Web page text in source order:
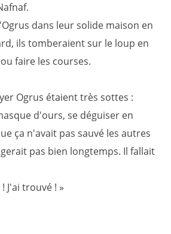
dans leur solide maison en
ils tomberaient sur le loup en
faire les courses.
Ogrus étaient très sottes :
d'ours, se déguiser en
ça n'avait pas sauvé les autres
pas bien longtemps. Il fallait
J'ai trouvé ! »